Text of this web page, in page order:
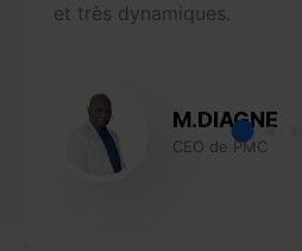
et très dynamiques.
M.DIAGNE
CEO de PMC